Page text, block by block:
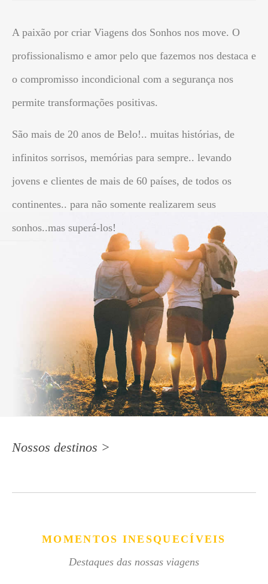
A paixão por criar Viagens dos Sonhos nos move. O
profissionalismo e amor pelo que fazemos nos destaca e
o compromisso incondicional com a segurança nos
permite transformações positivas.
São mais de 20 anos de Belo!.. muitas histórias, de
infinitos sorrisos, memórias para sempre.. levando
jovens e clientes de mais de 60 países, de todos os
continentes.. para não somente realizarem seus
sonhos..mas superá-los!
Nossos destinos >
MOMENTOS INESQUECÍVEIS
Destaques das nossas viagens